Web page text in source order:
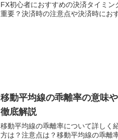
FX初心者におすすめの決済タイミ
重要？決済時の注意点や決済時にお
移動平均線の乖離率の意味
徹底解説
移動平均線の乖離率について詳しく
方は？注意点は？移動平均線の乖離